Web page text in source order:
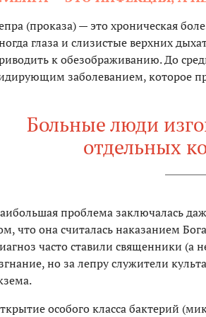
(проказа) — это хроническая
глаза и слизистые верхних
к обезображиванию. До
заболеванием, которое
Больные люди
отдельных
проблема заключалась
что она считалась наказанием
часто ставили священники (а
но за лепру служители
особого класса бактерий